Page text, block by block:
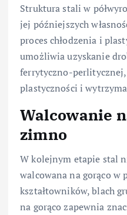
Struktura stali w
jej późniejszych
proces chłodzenia i
umożliwia uzyskanie
ferrytyczno-
plastyczności i
Walcowanie
zimno
W kolejnym etapie stal
walcowana na gorąco w
kształtowników, blach
na gorąco zapewnia